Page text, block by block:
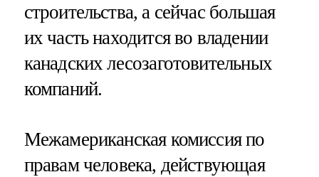
строительства, а сейчас большая
их часть находится во владении
канадских лесозаготовительных
компаний.
Межамериканская комиссия по
правам человека, действующая